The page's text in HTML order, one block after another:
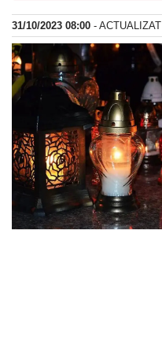
31/10/2023 08:00 - ACTUALIZAT